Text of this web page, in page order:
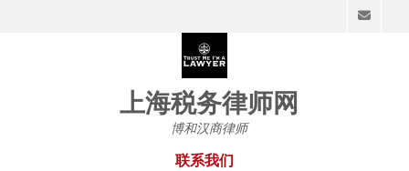
上海税务律师网
博和汉商律师
联系我们